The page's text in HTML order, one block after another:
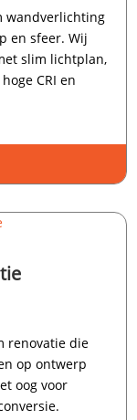
wandverlichting
en sfeer.​ Wij
slim lichtplan,
CRI en
renovatie die
op ontwerp
oog voor